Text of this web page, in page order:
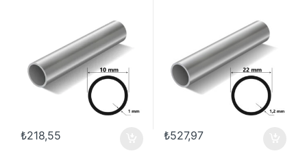
₺218,55 ₺527,97